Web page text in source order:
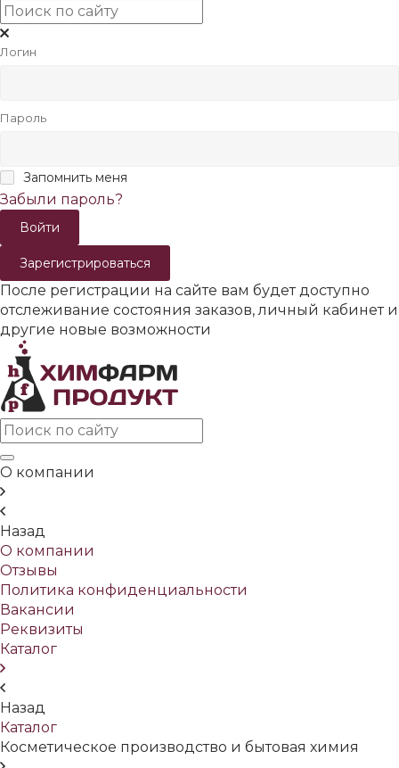
Логин
Пароль
Запомнить меня
Забыли пароль?
Зарегистрироваться
После регистрации на сайте вам будет доступно
отслеживание состояния заказов, личный кабинет и
другие новые возможности
О компании
Назад
О компании
Отзывы
Политика конфиденциальности
Вакансии
Реквизиты
Каталог
Назад
Каталог
Косметическое производство и бытовая химия